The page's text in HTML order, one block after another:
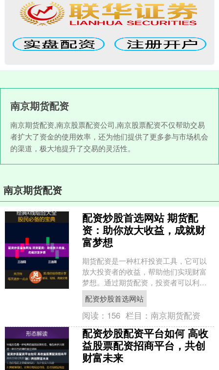
南京期货配资
南京期货配资,南京股票配资公司,南京股票配资不仅帮助交易
者扩大了资金的使用效率，还为他们提供了更多参与市场机会
的渠道，极大地提升了交易的灵活性。
南京期货配资
配资炒股首选网站 期货配
资：助你放大收益，成就财
富梦想
期货配资是一种杠杆投资工具，它可以
放大投资者的收益，帮助他们实现财富
梦想。通过期货配资，投资者可以利用
较小的本金撬动更大的资金，从而获得
更高的收益。 耒阳股票配....
配资炒股首选网站
阅读： 156 栏目：南京期货配资
配资炒股配资平台如何 高收
益股票配资招商平台，共创
财富未来